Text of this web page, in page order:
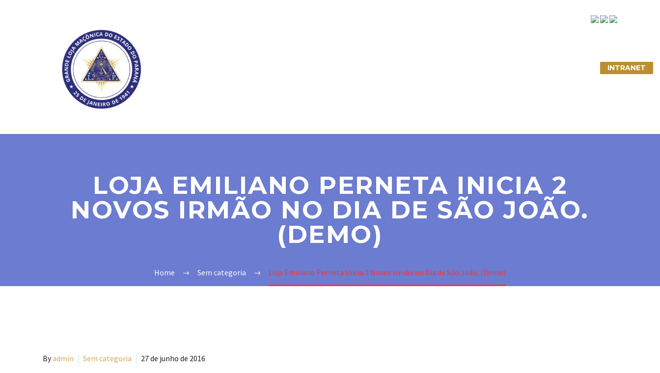
INTRANET
LOJA EMILIANO PERNETA INICIA 2
NOVOS IRMÃO NO DIA DE SÃO JOÃO.
(DEMO)
Home Sem categoria Loja Emiliano Perneta Inicia 2 Novos Irmão no Dia de São João. (Demo)
Byadmin Sem categoria 27 de junho de 2016